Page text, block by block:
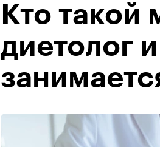
Кто такой
диетолог